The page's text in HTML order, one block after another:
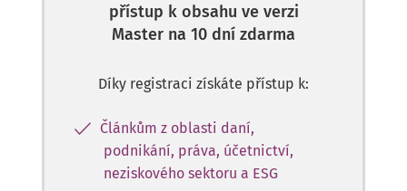
přístup k obsahu ve verzi
Master na 10 dní zdarma
Díky registraci získáte přístup k:
Článkům z oblasti daní,
podnikání, práva, účetnictví,
neziskového sektoru a ESG